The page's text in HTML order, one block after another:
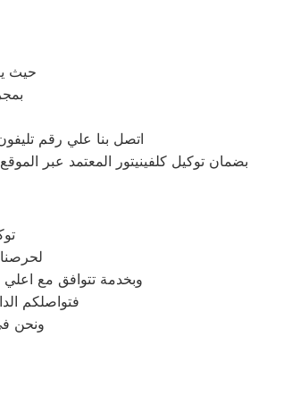
حيث
اتصل بنا علي رقم
بضمان توكيل كلفينيتور المعتمد عبر
وبخدمة تتوافق مع
فتواصلكم
ونحن